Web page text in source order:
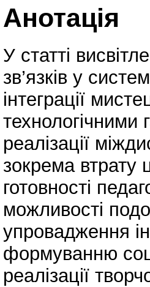
Анотація
У статті
зв’язків у
інтеграції
реалізації
зокрема втрату
готовності
можливості
упровадження
формуванню
реалізації